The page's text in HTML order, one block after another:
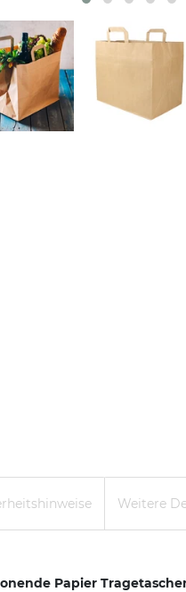
Weitere
Papier